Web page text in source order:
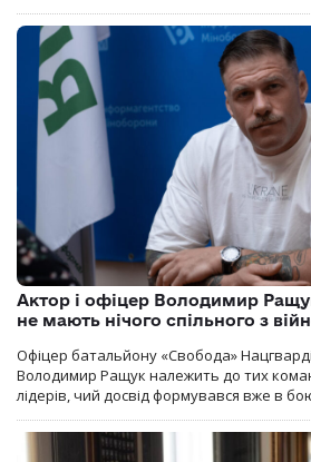
Актор і офіцер Володимир
не мають нічого спільного з
Офіцер батальйону «Свобода»
Володимир Ращук належить до тих
лідерів, чий досвід формувався вже в